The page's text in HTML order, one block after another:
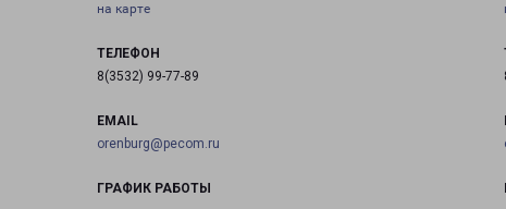
на карте
ТЕЛЕФОН
8(3532) 99-77-89
EMAIL
orenburg@pecom.ru
ГРАФИК РАБОТЫ